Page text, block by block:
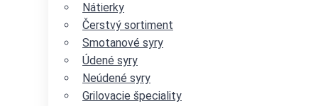
Nátierky
Čerstvý sortiment
Smotanové syry
Údené syry
Neúdené syry
Grilovacie špeciality